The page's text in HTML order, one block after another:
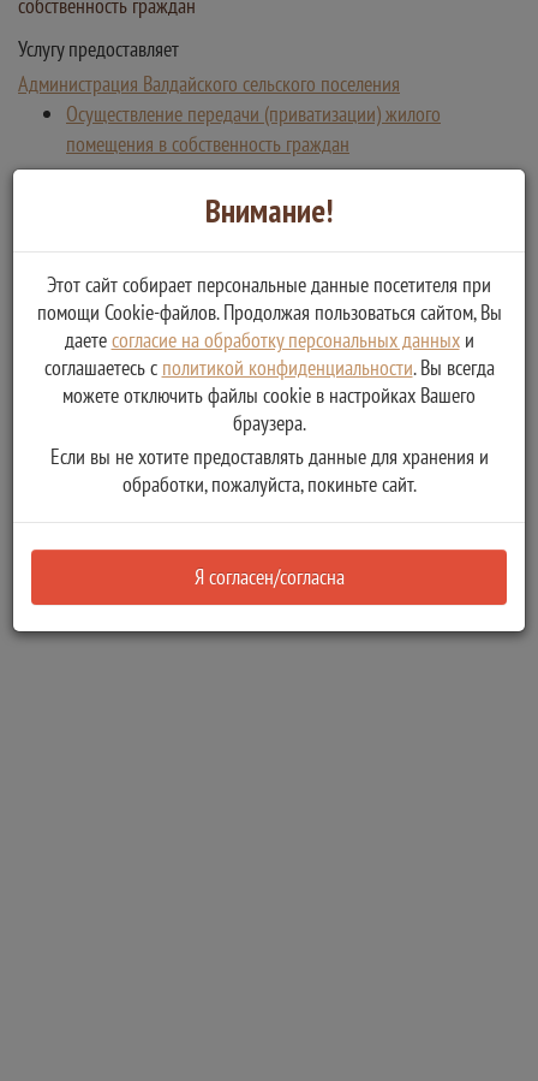
Услугу предоставляет
Администрация Валдайского сельского поселения
Осуществление передачи (приватизации) жилого
помещения в собственность граждан
Внимание!
Этот сайт собирает персональные данные посетителя при
помощи Cookie-файлов. Продолжая пользоваться сайтом, Вы
даетесогласие на обработку персональных данныхи
соглашаетесь с политикой конфиденциальности. Вы всегда
можете отключить файлы cookie в настройках Вашего
браузера.
Если вы не хотите предоставлять данные для хранения и
обработки, пожалуйста, покиньте сайт.
Я согласен/согласна